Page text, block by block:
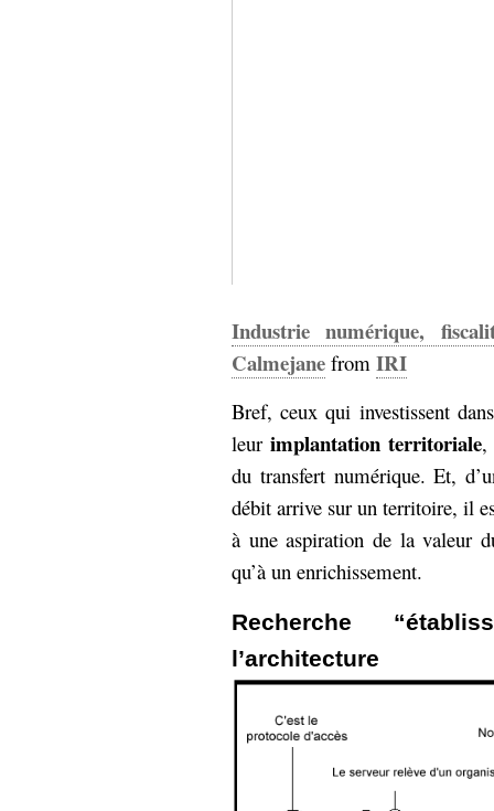
Industrie numérique,
Calmejane from IRI
Bref, ceux qui investissent
leur implantation territoriale,
du transfert numérique. Et,
débit arrive sur un territoire, il
à une aspiration de la valeur
qu’à un enrichissement.
Recherche